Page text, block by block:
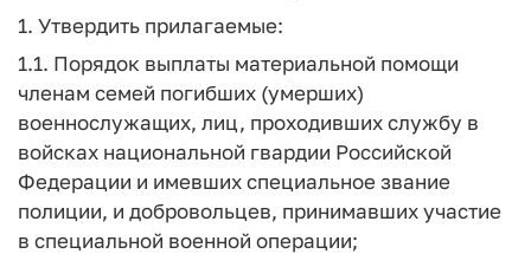
1. Утвердить прилагаемые:
1.1. Порядок выплаты материальной помощи
членам семей погибших (умерших)
военнослужащих, лиц, проходивших службу в
войсках национальной гвардии Российской
Федерации и имевших специальное звание
полиции, и добровольцев, принимавших участие
в специальной военной операции;